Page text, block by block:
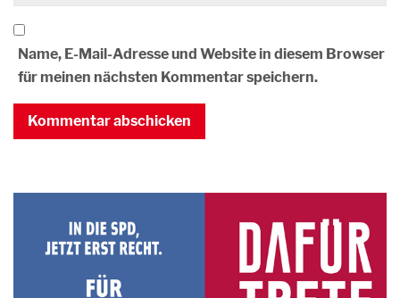
Name, E-Mail-Adresse und Website in diesem Browser
für meinen nächsten Kommentar speichern.